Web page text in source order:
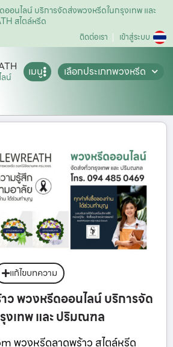
อนไลน์ บริการจัดส่งพวงหรีดในกรุงเทพ และ
สไตล์หรีด
ติดต่อเรา เข้าสู่ระบบ
น์ เมนู
เลือกประเภทพวงหรีด
แก้ไขบทความ
ว พวงหรีดออนไลน์ บริการจัด
งเทพ และ ปริมณฑล
พวงหรีดลาดพร้าว สไตล์หรีด